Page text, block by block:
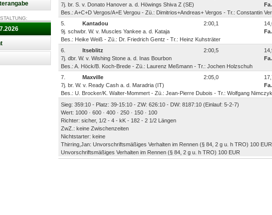
7j. br. S. v. Donato Hanover a. d. Höwings Shiva Z (SE)
Bes.: A+C+D Vergos/A+E Vergou - Zü.: Dimitrios+Andreas+ Vergos - Tr.: Constantin
5.
Kantadou 2:00,1
9j. schwbr. W. v. Muscles Yankee a. d. Kataja
Bes.: Heike Weiß - Zü.: Dr. Friedrich Gentz - Tr.: Heinz Kuhsträter
6.
Itseblitz 2:00,5
7j. dbr. W. v. Wishing Stone a. d. Inas Bourbon
Bes.: A. Höck/B. Koch-Brede - Zü.: Laurenz Meßmann - Tr.: Jochen Holzschuh
7.
Maxville 2:05,0
7j. br. W. v. Ready Cash a. d. Maradria (IT)
Bes.: U. Brocker/K. Walter-Mommert - Zü.: Jean-Pierre Dubois - Tr.: Wolfgang Nimczyk
Sieg: 359:10 - Platz: 39-15:10 - ZW: 626:10 - DW: 8187:10 (Einlauf: 5-2-7)
Wert: 1000 · 600 · 400 · 250 · 150 · 100
Richter: sicher, 1/2 - 4 - kK - 182 - 2 1/2 Längen
ZwZ.: keine Zwischenzeiten
Nichtstarter: keine
Thirring,Jan: Unvorschriftsmäßiges Verhalten im Rennen (§ 84, 2 g u. h TRO) 100
Unvorschriftsmäßiges Verhalten im Rennen (§ 84, 2 g u. h TRO) 100 EUR